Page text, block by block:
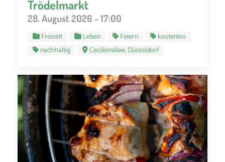
Trödelmarkt
28. August 2026 - 17:00
Freizeit Leben Feiern
kostenlos
nachhaltig
Cecilienallee, Düsseldorf